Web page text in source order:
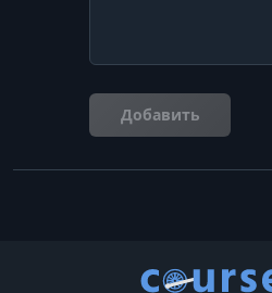
Добавить